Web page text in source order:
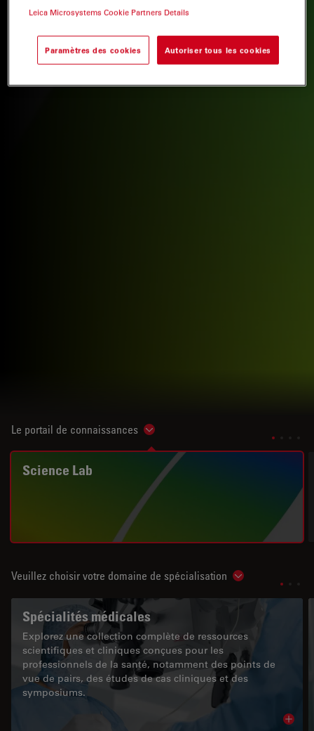
Le portail de connaissances Show subnavigation
Science Lab
Veuillez choisir votre domaine de spécialisation Show
Spécialités médicales
Explorez une collection complète de ressources
scientifiques et cliniques conçues pour les
professionnels de la santé, notamment des points de
vue de pairs, des études de cas cliniques et des
symposiums.
Leica Microsystems Cookie Partners Details
Paramètres des cookies Autoriser tous les cookies